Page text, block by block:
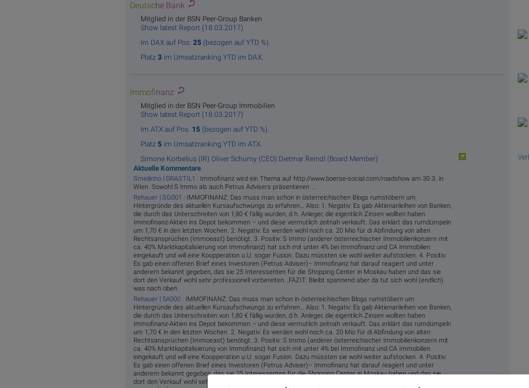
Deutsche Bank
Mitglied in der BSN Peer-Group Banken
Show latest Report (18.03.2017)
Im DAX auf Pos. 25(bezogen auf YTD %).
Platz 3im Umsatzranking YTD im DAX.
Immofinanz
Mitglied in der BSN Peer-Group Immobilien
Show latest Report (18.03.2017)
Im ATX auf Pos. 15(bezogen auf YTD %).
Platz 5im Umsatzranking YTD im ATX.
Simone Korbelius (IR) Oliver Schumy (CEO) Dietmar Reindl (Board Member)
Aktuelle Kommentare
Smeilinho | DRASTIL1 : Immofinanz wird ein Thema auf http://www.boerse-social.com/roadshow am 30.3. in
WIen. Sowohl S Immo als auch Petrus Advisers präsentieren ...
Rehauer | SG001 : IMMOFINANZ: Das muss man schon in österreichischen Blogs rumstöbern um
Hintergründe des aktuellen Kursaufschwungs zu erfahren… Also: 1. Negativ: Es gab Aktienanleihen von Banken,
die durch das Unterschreiten von 1,80 € fällig wurden, d.h. Anleger, die eigentlich Zinsen wollten haben
Immofinanz-Aktien ins Depot bekommen – und diese vermutlich zeitnah verkauft. Das erklärt das rumdümpeln
um 1,70 € in den letzten Wochen. 2. Negativ: Es werden wohl noch ca. 20 Mio für di Abfindung von alten
Rechtsansprüchen (Immoeast) benötigt. 3. Positiv: S Immo (anderer österreichischer Immobilienkonzern mit
ca. 40% Marktkapitalisierung von Immofinanz) hat sich mit unter 4% bei Immofinanz und CA Immobilien
eingekauft und will eine Koopperation u.U. sogar Fusion. Dazu müssten sie wohl weiter aufstocken. 4. Positiv:
Es gab einen offenen Brief eines Investoren (Petrus Adviser)– Immofinanz hat darauf reagiert und unter
anderem bekannt gegeben, das sie 25 Interessenten für die Shopping Center in Moskau haben und das sie
dort den Verkauf wohl sehr professionell vorbereiten. ‚FAZIT: Bleibt spannend aber da tut sich wohl (endlich)
was nach oben
Rehauer | 5A000 : IMMOFINANZ: Das muss man schon in österreichischen Blogs rumstöbern um
Hintergründe des aktuellen Kursaufschwungs zu erfahren… Also: 1. Negativ: Es gab Aktienanleihen von Banken,
die durch das Unterschreiten von 1,80 € fällig wurden, d.h. Anleger, die eigentlich Zinsen wollten haben
Immofinanz-Aktien ins Depot bekommen – und diese vermutlich zeitnah verkauft. Das erklärt das rumdümpeln
um 1,70 € in den letzten Wochen. 2. Negativ: Es werden wohl noch ca. 20 Mio für di Abfindung von alten
Rechtsansprüchen (Immoeast) benötigt. 3. Positiv: S Immo (anderer österreichischer Immobilienkonzern mit
ca. 40% Marktkapitalisierung von Immofinanz) hat sich mit unter 4% bei Immofinanz und CA Immobilien
eingekauft und will eine Koopperation u.U. sogar Fusion. Dazu müssten sie wohl weiter aufstocken. 4. Positiv:
Es gab einen offenen Brief eines Investoren (Petrus Adviser)– Immofinanz hat darauf reagiert und unter
anderem bekannt gegeben, das sie 25 Interessenten für die Shopping Center in Moskau haben und das sie
dort den Verkauf wohl sehr professionell vorbereiten. ‚FAZIT: Bleibt spannend aber da tut sich wohl (endlich)